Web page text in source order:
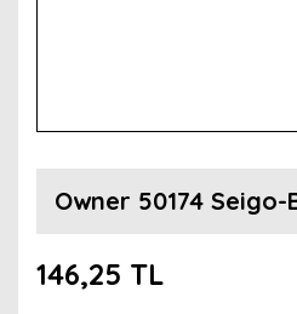
Owner 50174 Seigo-
146,25 TL